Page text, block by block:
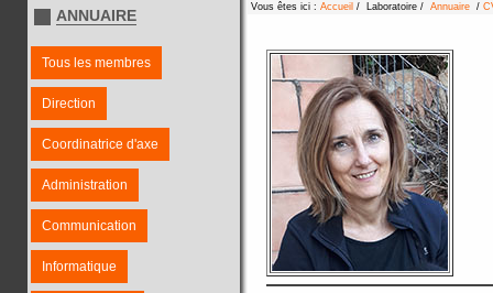
ANNUAIRE
Tous les membres
Direction
Coordinatrice d'axe
Administration
Communication
Informatique
Vous êtes ici : Accueil / Laboratoire / Annuaire /